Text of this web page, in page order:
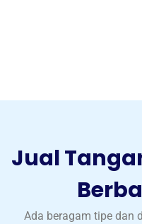
Jual
Ada beragam tipe dan